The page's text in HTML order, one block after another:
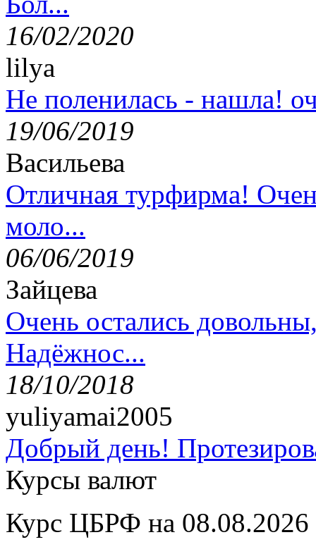
16/02/2020
lilya
Не поленилась - нашла!
19/06/2019
Васильева
Отличная турфирма!
моло...
06/06/2019
Зайцева
Очень остались
Надёжнос...
18/10/2018
yuliyamai2005
Добрый день!
Курсы валют
Курс ЦБРФ на 08.08.2026